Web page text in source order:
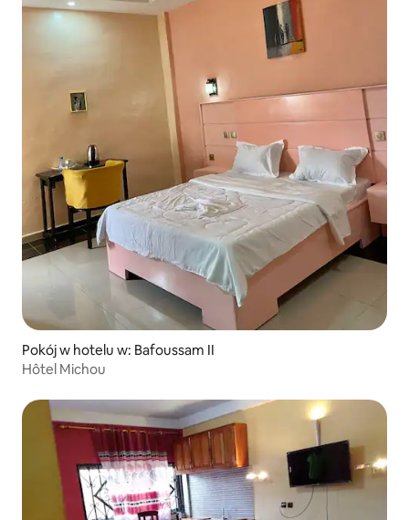
Pokój w hotelu w: Bafoussam II
Hôtel Michou